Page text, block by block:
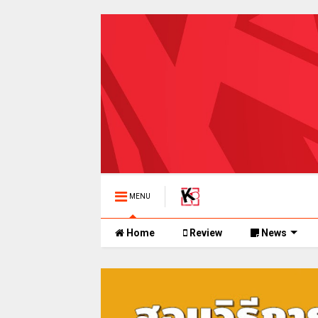
MENU
Home Review News